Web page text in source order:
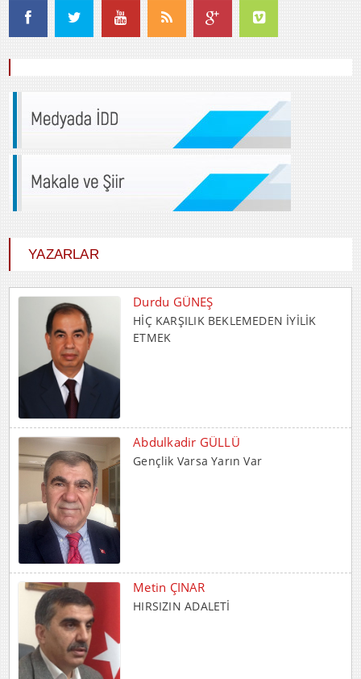
YAZARLAR
Durdu GÜNEŞ
HİÇ KARŞILIK BEKLEMEDEN İYİLİK
ETMEK
Abdulkadir GÜLLÜ
Gençlik Varsa Yarın Var
Metin ÇINAR
HIRSIZIN ADALETİ